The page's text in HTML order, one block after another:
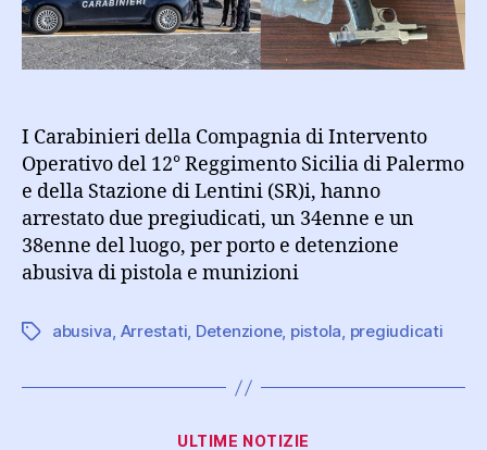
I Carabinieri della Compagnia di Intervento
Operativo del 12° Reggimento Sicilia di Palermo
e della Stazione di Lentini (SR)i, hanno
arrestato due pregiudicati, un 34enne e un
38enne del luogo, per porto e detenzione
abusiva di pistola e munizioni
Tag abusiva, Arrestati, Detenzione, pistola, pregiudicati
Categorie
ULTIME NOTIZIE